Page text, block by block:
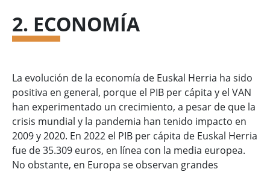
2. ECONOMÍA
La evolución de la economía de Euskal Herria ha sido
positiva en general, porque el PIB per cápita y el VAN
han experimentado un crecimiento, a pesar de que la
crisis mundial y la pandemia han tenido impacto en
2009 y 2020. En 2022 el PIB per cápita de Euskal Herria
fue de 35.309 euros, en línea con la media europea.
No obstante, en Europa se observan grandes